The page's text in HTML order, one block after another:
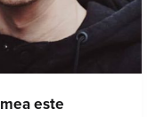
este